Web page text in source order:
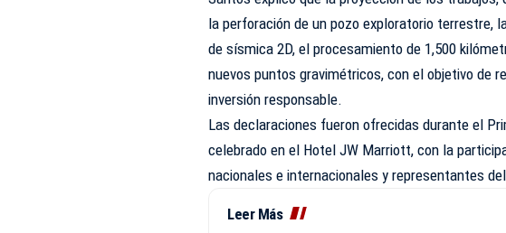
la perforación de un pozo exploratorio terrestre,
de sísmica 2D, el procesamiento de 1,500
nuevos puntos gravimétricos, con el objetivo de
inversión responsable.
Las declaraciones fueron ofrecidas durante el
celebrado en el Hotel JW Marriott, con la
nacionales e internacionales y representantes
Leer Más